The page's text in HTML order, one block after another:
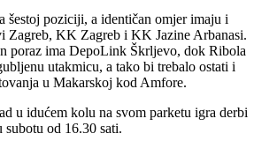
šestoj poziciji, a identičan omjer imaju i
KK Zagreb i KK Jazine Arbanasi.
poraz ima DepoLink Škrljevo, dok Ribola
utakmicu, a tako bi trebalo ostati i
u Makarskoj kod Amfore.
u idućem kolu na svom parketu igra derbi
od 16.30 sati.